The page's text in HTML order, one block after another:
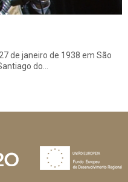
de janeiro de 1938 em São
do…